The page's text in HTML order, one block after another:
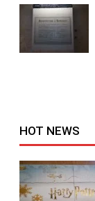
HOT NEWS